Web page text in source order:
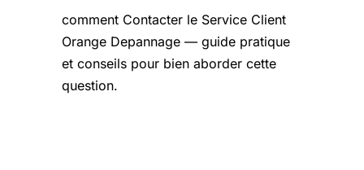
comment Contacter le Service Client
Orange Depannage — guide pratique
et conseils pour bien aborder cette
question.